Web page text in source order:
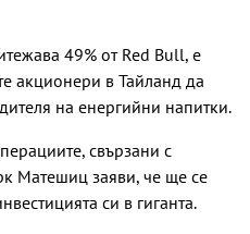
49% от Red Bull, е
акционери в Тайланд да
на енергийни напитки.
свързани с
Матешиц заяви, че ще се
си в гиганта.